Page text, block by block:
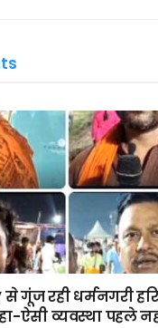
से गूंज रही धर्मनगरी
ऐसी व्यवस्था पहले